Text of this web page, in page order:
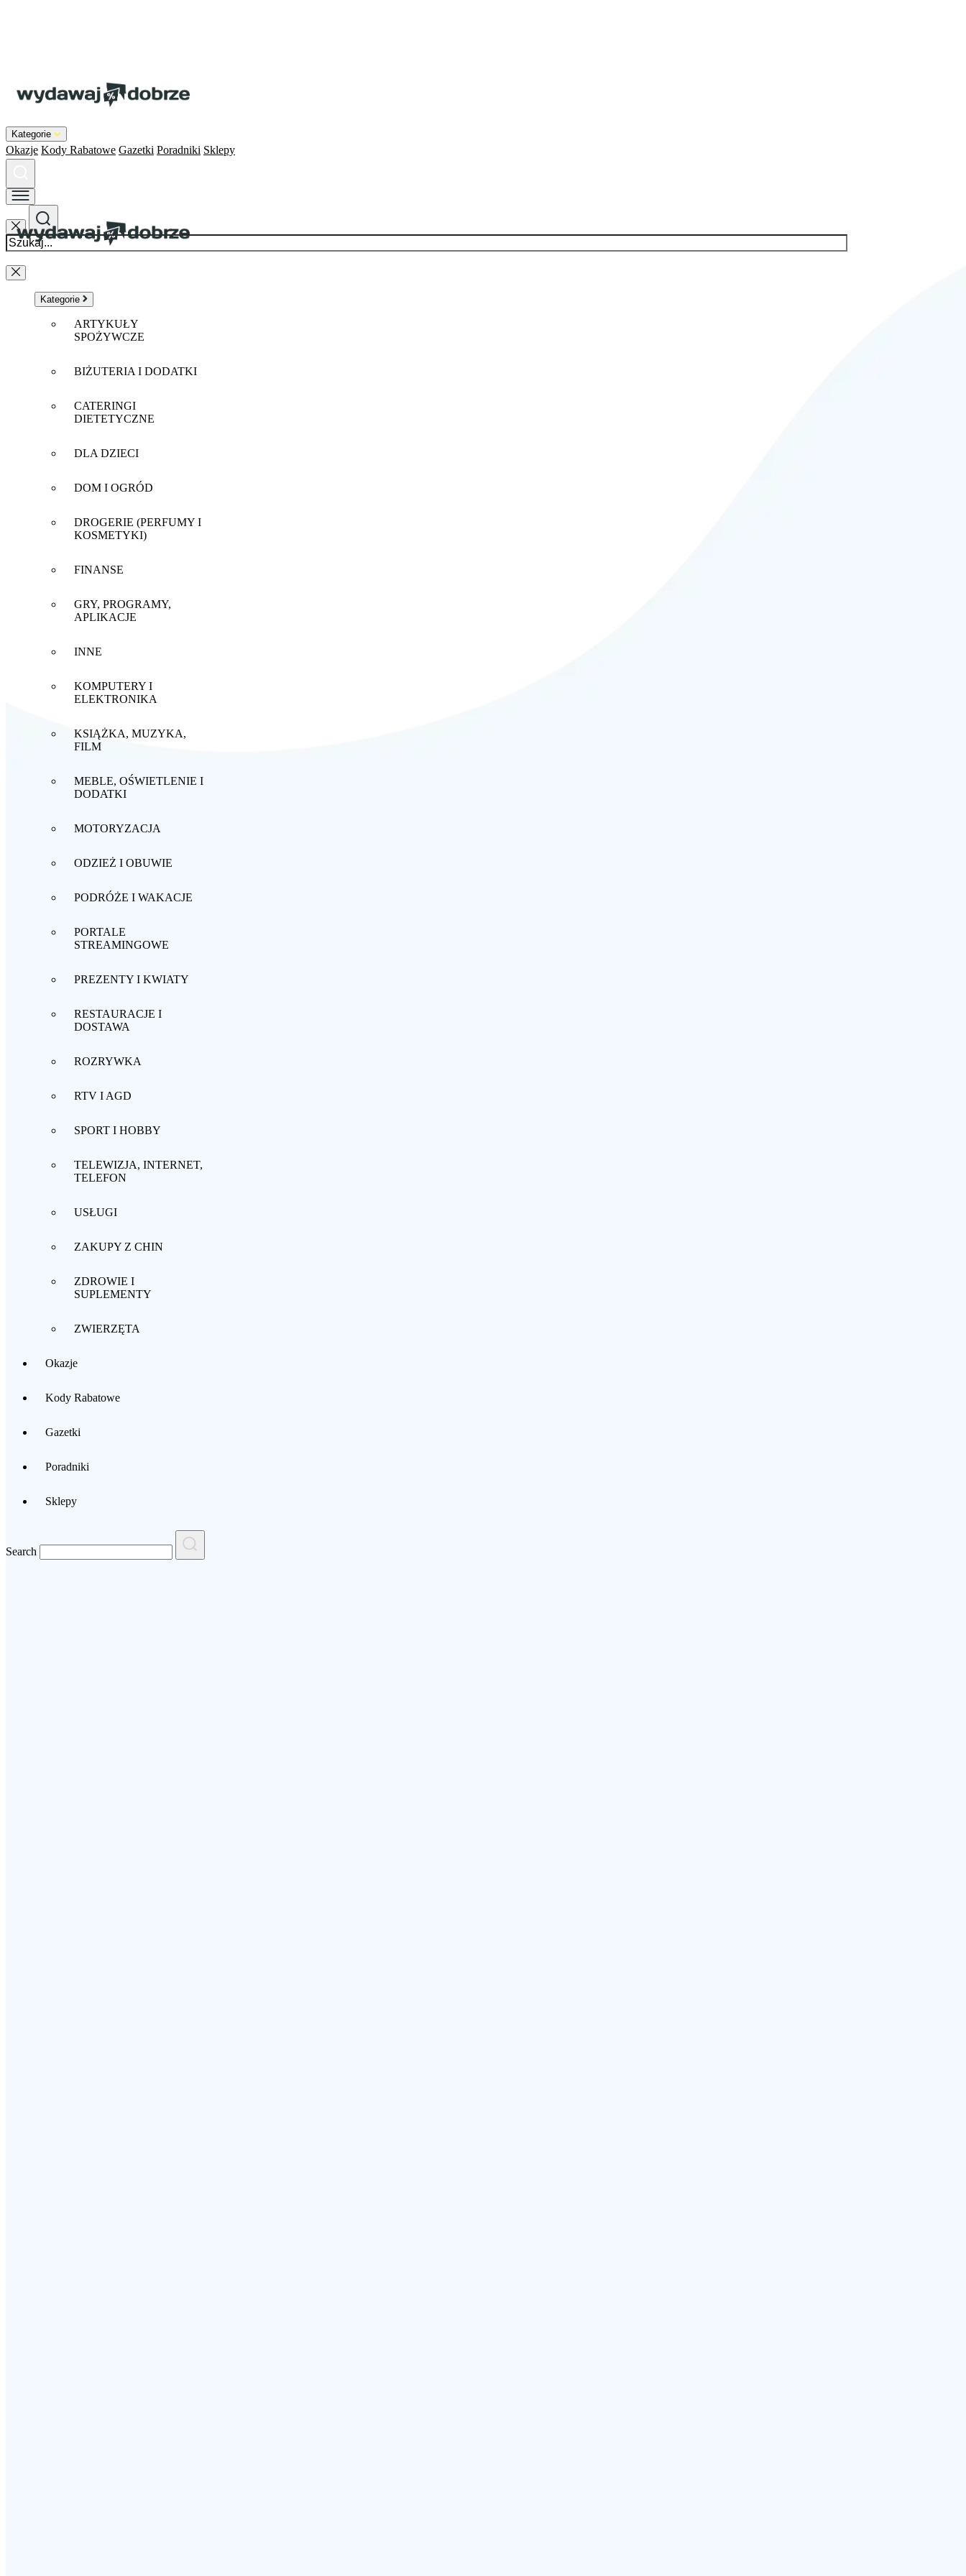
Kategorie
Okazje Kody Rabatowe Gazetki Poradniki Sklepy
Kategorie
ARTYKUŁY
SPOŻYWCZE
BIŻUTERIA I DODATKI
CATERINGI
DIETETYCZNE
DLA DZIECI
DOM I OGRÓD
DROGERIE (PERFUMY I
KOSMETYKI)
FINANSE
GRY, PROGRAMY,
APLIKACJE
INNE
KOMPUTERY I
ELEKTRONIKA
KSIĄŻKA, MUZYKA,
FILM
MEBLE, OŚWIETLENIE I
DODATKI
MOTORYZACJA
ODZIEŻ I OBUWIE
PODRÓŻE I WAKACJE
PORTALE
STREAMINGOWE
PREZENTY I KWIATY
RESTAURACJE I
DOSTAWA
ROZRYWKA
RTV I AGD
SPORT I HOBBY
TELEWIZJA, INTERNET,
TELEFON
USŁUGI
ZAKUPY Z CHIN
ZDROWIE I
SUPLEMENTY
ZWIERZĘTA
Okazje
Kody Rabatowe
Gazetki
Poradniki
Sklepy
Search